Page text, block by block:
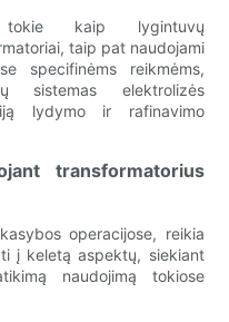
tokie kaip lygintuvų
taip pat naudojami
specifinėms reikmėms,
sistemas elektrolizės
lydymo ir rafinavimo
transformatorius
operacijose, reikia
į keletą aspektų, siekiant
naudojimą tokiose